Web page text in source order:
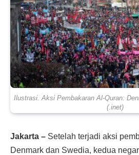
Ilustrasi. Aksi Pembakaran Al-Quran:
(.inet)
Jakarta – Setelah terjadi aksi
Denmark dan Swedia, kedua